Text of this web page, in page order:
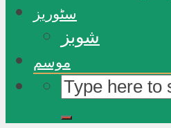
سٹوریز
شوبز
موسم